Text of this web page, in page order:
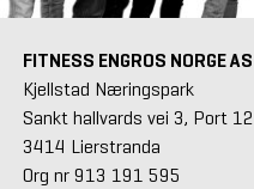
FITNESS ENGROS NORGE AS
Kjellstad Næringspark
Sankt hallvards vei 3, Port 12
3414 Lierstranda
Org nr 913 191 595